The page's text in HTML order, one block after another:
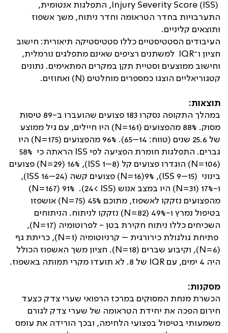
, התפלגות אנטומית,
התערבויות בחדר הטראומה וחדר ניתוח, משך אשפוז
ותוצאים קליניים.
העיבודים הסטטיסטיים כללו סטטיסטיקה תיאורית: חישוב
חציון ו־IQR
למשתנים רציפים שאינם מתפלגים נורמלית,
וחישוב ממוצעים וסטיית תקן במקרים המתאימים. נתונים
קטגוריאליים הוצגו כמספרים מוחלטים (N) ואחוזים.
תוצאות:
במהלך התקופה נסקרו 183 פצועים שהועברו ב-89 טיסות
מסוק. 88% מהפצועים (
N=161) היו חיילים, עם גיל ממוצע
של 25.6 שנים (טווח: 14–65). 96% מהפצועים (
N=175) היו
גברים. התפלגות חומרת הפציעה לפי ISS
הראתה כי 58%
(
N=106) הוגדרו פצועים קל (ISS 1–8)
,
16%
(
N=29) פצועים
בינוני (ISS 9–15)
,
(
N=16) פצועים קשה (ISS 16–24
),
ו-17% (
N=31) היו במצב אנוש (ISS
>24). 91% (
N=167
)
מהפצועים נזקקו לאשפוז, מתוכם 45% (
N=75) אושפזו
בטיפול נמרץ ו-49% (
N=82) נזקקו לניתוח. הניתוחים
השכיחים כללו ניתוח חקירת בטן - לפרוטומיה (N=17
),
פתיחת גולגולת כירורגית – קרניוטומיה (N=1), כריתת גף
(
N=6), וקיבוע שברים (N=18). חציון משך האשפוז הכולל
היה 4 ימים, עם
של 8. לא תועדו מקרי תמותה באשפוז.
מסקנות:
הכשרת מנחת המסוקים במרכז הרפואי שערי צדק כצעד
חירום הפכה את יחידת הטראומה של שערי צדק לגורם
משמעותי בטיפול בפצועי הלחימה, ובכך הורידה את עומס